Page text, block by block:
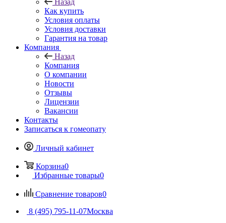
Назад
Как купить
Условия оплаты
Условия доставки
Гарантия на товар
Компания
Назад
Компания
О компании
Новости
Отзывы
Лицензии
Вакансии
Контакты
Записаться к гомеопату
Личный кабинет
Корзина0
Избранные товары0
Сравнение товаров0
8 (495) 795-11-07Москва